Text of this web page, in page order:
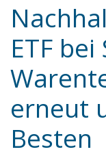
ETF
erneut
Besten